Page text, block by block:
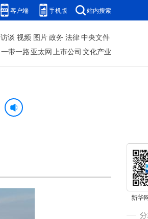
客户端 手机版 站内搜索
访谈 视频 图片政务 法律中央文件
一带一路 亚太网上市公司 文化产业